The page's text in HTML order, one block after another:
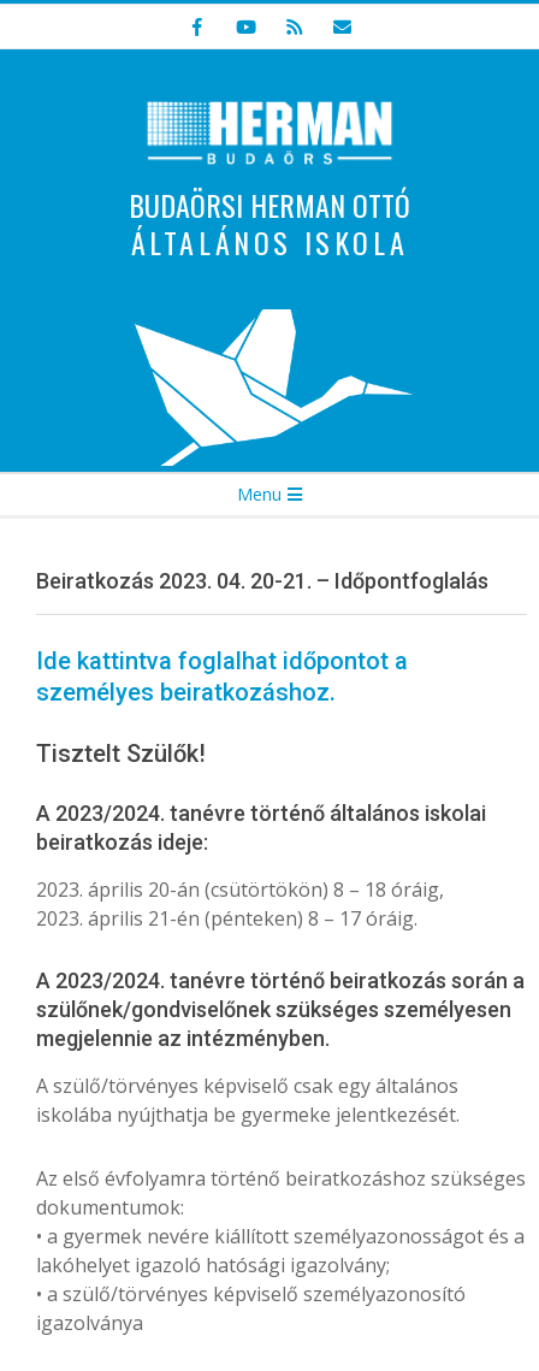
to
BUDAÖRSI HERMAN OTTÓ
ÁLTALÁNOS ISKOLA
Indulunk! Hamarosan újraindul oldalunk!
Menu
Beiratkozás 2023. 04. 20-21. – Időpontfoglalás
Ide kattintva foglalhat időpontot a
személyes beiratkozáshoz.
Tisztelt Szülők!
A 2023/2024. tanévre történő általános iskolai
beiratkozás ideje:
2023. április 20-án (csütörtökön) 8 – 18 óráig,
2023. április 21-én (pénteken) 8 – 17 óráig.
A 2023/2024. tanévre történő beiratkozás során a
szülőnek/gondviselőnek szükséges személyesen
megjelennie az intézményben.
A szülő/törvényes képviselő csak egy általános
iskolába nyújthatja be gyermeke jelentkezését.
Az első évfolyamra történő beiratkozáshoz szükséges
dokumentumok:
• a gyermek nevére kiállított személyazonosságot és a
lakóhelyet igazoló hatósági igazolvány;
• a szülő/törvényes képviselő személyazonosító
igazolványa